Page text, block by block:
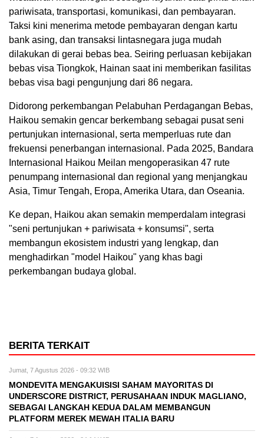
pariwisata, transportasi, komunikasi, dan pembayaran.
Taksi kini menerima metode pembayaran dengan kartu
bank asing, dan transaksi lintasnegara juga mudah
dilakukan di gerai bebas bea. Seiring perluasan kebijakan
bebas visa Tiongkok, Hainan saat ini memberikan fasilitas
bebas visa bagi pengunjung dari 86 negara.
Didorong perkembangan Pelabuhan Perdagangan Bebas,
Haikou semakin gencar berkembang sebagai pusat seni
pertunjukan internasional, serta memperluas rute dan
frekuensi penerbangan internasional. Pada 2025, Bandara
Internasional Haikou Meilan mengoperasikan 47 rute
penumpang internasional dan regional yang menjangkau
Asia, Timur Tengah, Eropa, Amerika Utara, dan Oseania.
Ke depan, Haikou akan semakin memperdalam integrasi
"seni pertunjukan + pariwisata + konsumsi", serta
membangun ekosistem industri yang lengkap, dan
menghadirkan "model Haikou" yang khas bagi
perkembangan budaya global.
BERITA TERKAIT
Jumat, 7 Agustus 2026 - 09:32 WIB
MONDEVITA MENGAKUISISI SAHAM MAYORITAS DI
UNDERSCORE DISTRICT, PERUSAHAAN INDUK MAGLIANO,
SEBAGAI LANGKAH KEDUA DALAM MEMBANGUN
PLATFORM MEREK MEWAH ITALIA BARU